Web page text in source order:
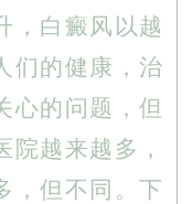
，白癜风以越
们的健康，治
心的问题，但
院越来越多，
，但不同。下